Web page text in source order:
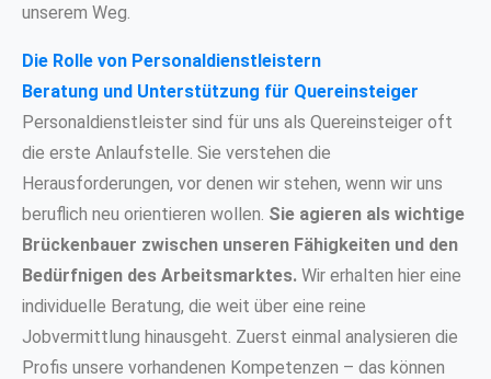
unserem Weg.
Die Rolle von Personaldienstleistern
Beratung und Unterstützung für Quereinsteiger
Personaldienstleister sind für uns als Quereinsteiger oft
die erste Anlaufstelle. Sie verstehen die
Herausforderungen, vor denen wir stehen, wenn wir uns
beruflich neu orientieren wollen. Sie agieren als wichtige
Brückenbauer zwischen unseren Fähigkeiten und den
Bedürfnigen des Arbeitsmarktes. Wir erhalten hier eine
individuelle Beratung, die weit über eine reine
Jobvermittlung hinausgeht. Zuerst einmal analysieren die
Profis unsere vorhandenen Kompetenzen – das können